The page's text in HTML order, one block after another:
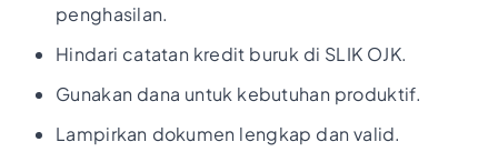
penghasilan.
Hindari catatan kredit buruk di SLIK OJK.
Gunakan dana untuk kebutuhan produktif.
Lampirkan dokumen lengkap dan valid.